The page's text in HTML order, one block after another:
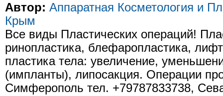
Автор: Aппаратная Косметология и
Крым
Все виды Пластических операций!
ринопластика, блефаропластика,
пластика тела: увеличение,
(импланты), липосакция. Операции
Симферополь тел. +79787833738,